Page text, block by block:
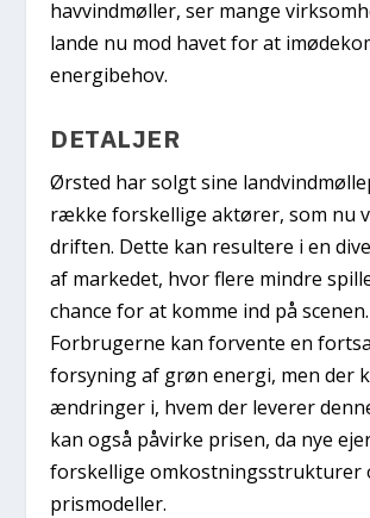
havvindmøller, ser mange
lande nu mod havet for at
energibehov.
DETALJER
Ørsted har solgt sine
række forskellige aktører, som nu
driften. Dette kan resultere i en
af markedet, hvor flere mindre
chance for at komme ind på scenen.
Forbrugerne kan forvente en
forsyning af grøn energi, men der
ændringer i, hvem der leverer
kan også påvirke prisen, da nye
forskellige omkostningsstrukturer
prismodeller.